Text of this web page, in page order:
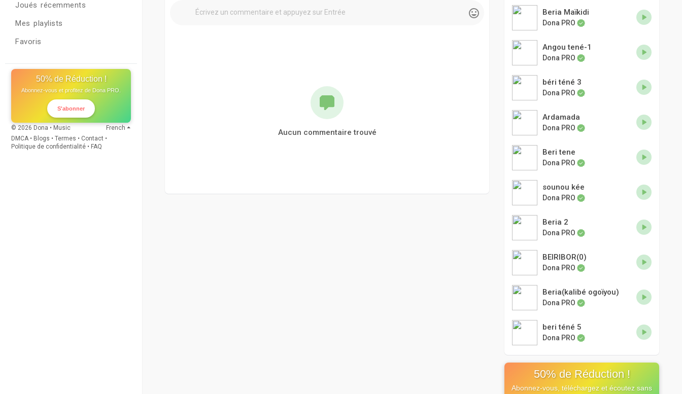
Joués récemments
Mes playlists
Favoris
50% de Réduction !
Abonnez-vous et profitez de Dona PRO.
S'abonner
© 2026 Dona • Music
French
DMCA • Blogs • Termes • Contact •
Politique de confidentialité • FAQ
Aucun commentaire trouvé
Beria Maïkidi
Dona PRO
Angou tené-1
Dona PRO
béri téné 3
Dona PRO
Ardamada
Dona PRO
Beri tene
Dona PRO
sounou kée
Dona PRO
Beria 2
Dona PRO
BEIRIBOR(0)
Dona PRO
Beria(kalibé ogoïyou)
Dona PRO
beri téné 5
Dona PRO
50% de Réduction !
Abonnez-vous, téléchargez et écoutez sans